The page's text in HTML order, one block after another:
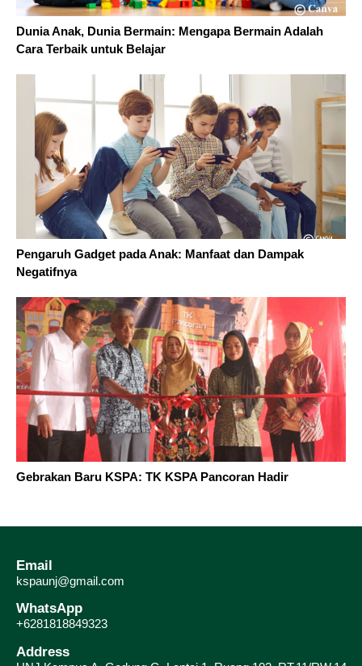
Dunia Anak, Dunia Bermain: Mengapa Bermain Adalah
Cara Terbaik untuk Belajar
Pengaruh Gadget pada Anak: Manfaat dan Dampak
Negatifnya
Gebrakan Baru KSPA: TK KSPA Pancoran Hadir
Email
kspaunj@gmail.com
WhatsApp
+6281818849323
Address